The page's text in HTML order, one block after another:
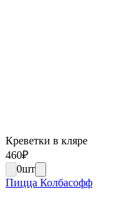
Креветки в кляре
460₽
0шт
Пицца Колбасофф